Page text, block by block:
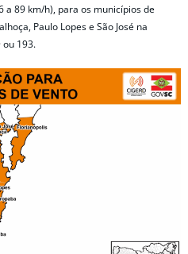
a 89 km/h), para os municípios de
Paulo Lopes e São José na
193.